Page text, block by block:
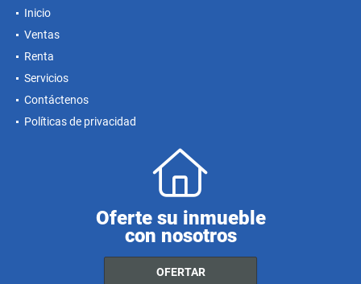
Inicio
Ventas
Renta
Servicios
Contáctenos
Políticas de privacidad
Oferte su inmueble
con nosotros
OFERTAR